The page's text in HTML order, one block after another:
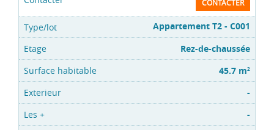
CONTACTER
Appartement T2 - C001
Rez-de-chaussée
45.7 m2
-
-